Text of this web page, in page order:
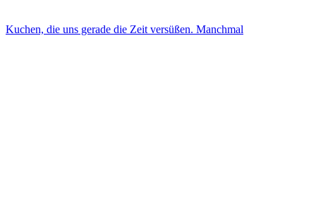
Kuchen, die uns gerade die Zeit versüßen. Manchmal